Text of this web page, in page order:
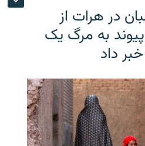
در هرات از
به مرگ یک
داد